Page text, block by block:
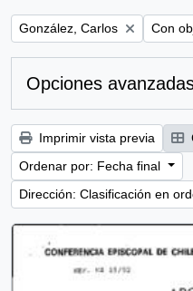
Remove filter:
González, Carlos Con
Opciones
Imprimir vista previa
Ordenar por: Fecha final
Dirección: Clasificación en